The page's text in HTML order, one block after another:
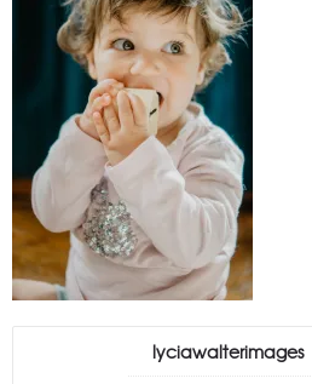
lyciawalterimages